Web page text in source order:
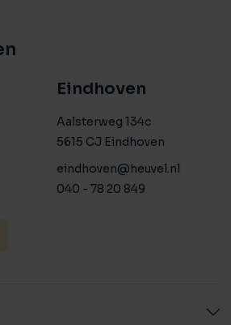
Eindhoven
Aalsterweg 134c
5615 CJ Eindhoven
eindhoven@heuvel.nl
040 - 78 20 849